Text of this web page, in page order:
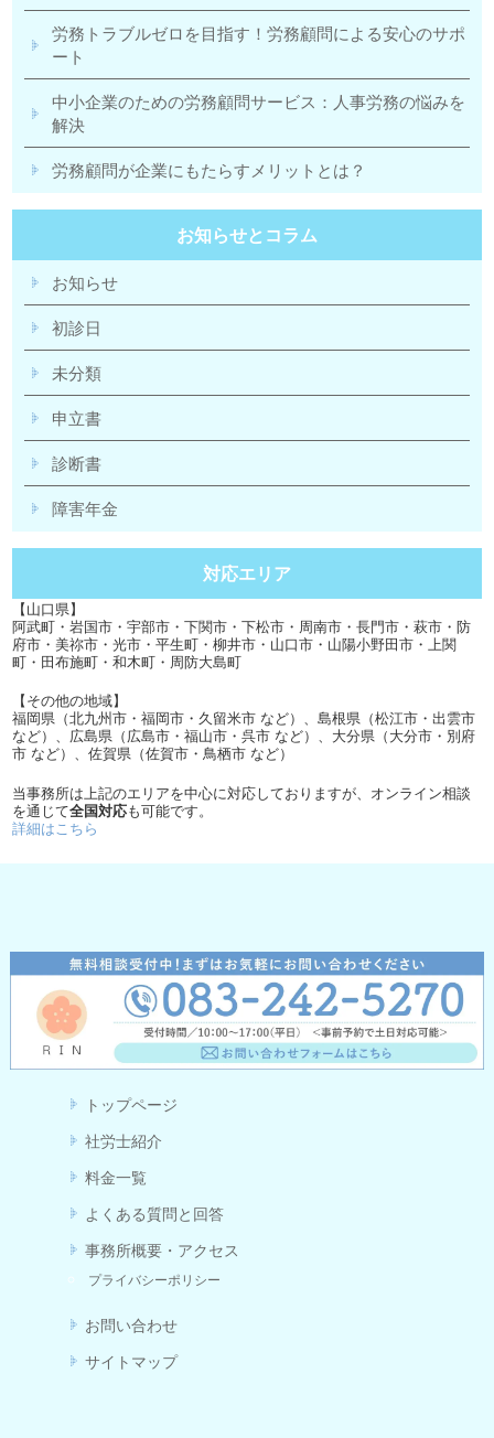
労務トラブルゼロを目指す！労務顧問による安心のサポ
ート
中小企業のための労務顧問サービス：人事労務の悩みを
解決
労務顧問が企業にもたらすメリットとは？
お知らせとコラム
お知らせ
初診日
未分類
申立書
診断書
障害年金
対応エリア
【山口県】
阿武町・岩国市・宇部市・下関市・下松市・周南市・長門市・萩市・防
府市・美祢市・光市・平生町・柳井市・山口市・山陽小野田市・上関
町・田布施町・和木町・周防大島町
【その他の地域】
福岡県（北九州市・福岡市・久留米市 など）、島根県（松江市・出雲市
など）、広島県（広島市・福山市・呉市 など）、大分県（大分市・別府
市 など）、佐賀県（佐賀市・鳥栖市 など）
当事務所は上記のエリアを中心に対応しておりますが、オンライン相談
を通じて全国対応も可能です。
詳細はこちら
トップページ
社労士紹介
料金一覧
よくある質問と回答
事務所概要・アクセス
プライバシーポリシー
お問い合わせ
サイトマップ